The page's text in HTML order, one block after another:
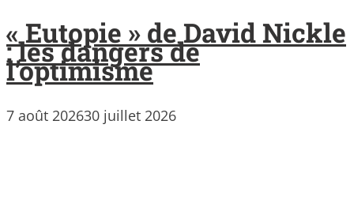
« Eutopie » de David Nickle
: les dangers de
l’optimisme
7 août 202630 juillet 2026